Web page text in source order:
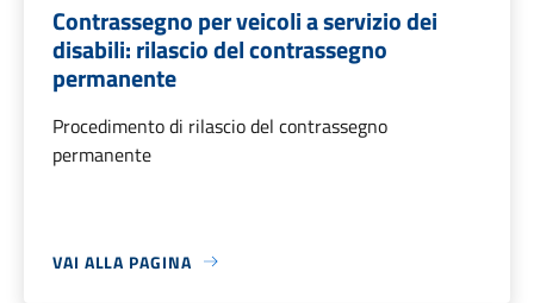
Contrassegno per veicoli a servizio dei
disabili: rilascio del contrassegno
permanente
Procedimento di rilascio del contrassegno
permanente
VAI ALLA PAGINA